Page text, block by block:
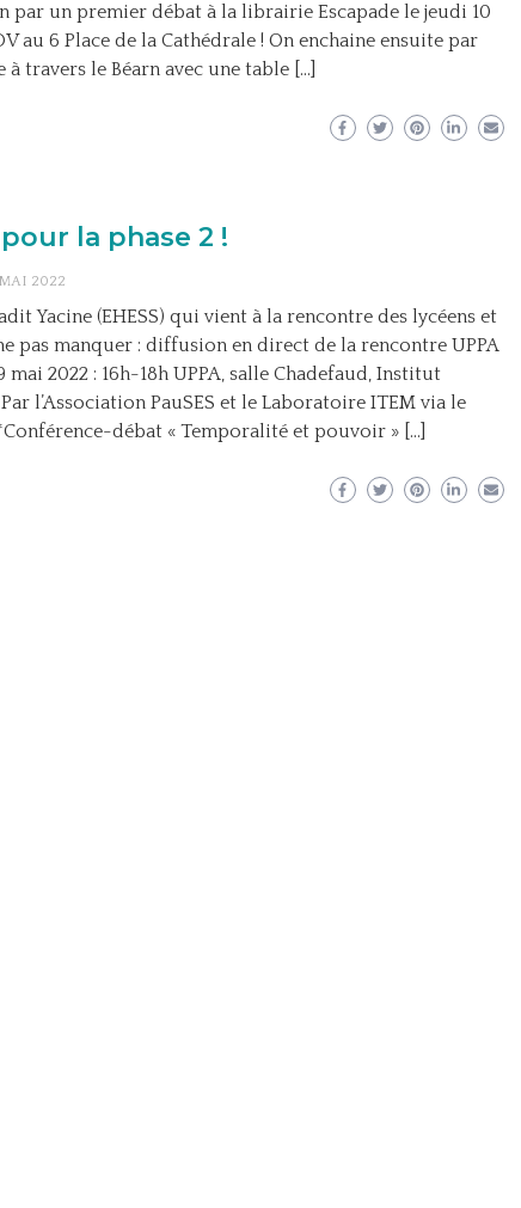
par un premier débat à la librairie Escapade le jeudi 10
au 6 Place de la Cathédrale ! On enchaine ensuite par
à travers le Béarn avec une table […]
la phase 2 !
2022
Yacine (EHESS) qui vient à la rencontre des lycéens et
pas manquer : diffusion en direct de la rencontre UPPA
mai 2022 : 16h-18h UPPA, salle Chadefaud, Institut
l’Association PauSES et le Laboratoire ITEM via le
*Conférence-débat « Temporalité et pouvoir » […]